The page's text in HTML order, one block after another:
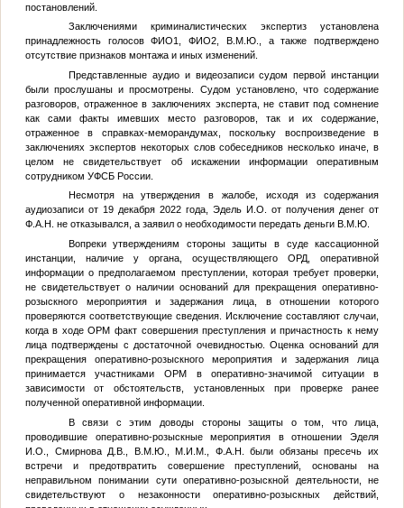
постановлений.
Заключениями криминалистических экспертиз установлена
принадлежность голосовФИО1 ,ФИО2 В.М.Ю.
, а также подтверждено
отсутствие признаков монтажа и иных изменений.
Представленные аудио и видеозаписи судом первой инстанции
были прослушаны и просмотрены. Судом установлено, что содержание
разговоров, отраженное в заключениях эксперта, не ставит под сомнение
как сами факты имевших место разговоров, так и их содержание,
отраженное в справках-меморандумах, поскольку воспроизведение в
заключениях экспертов некоторых слов собеседников несколько иначе, в
целом не свидетельствует об искажении информации оперативным
сотрудником УФСБ России.
Несмотря на утверждения в жалобе, исходя из содержания
аудиозаписи от 19 декабря 2022 года, Эдель И.О. от получения денег от
Ф.А.Н.
не отказывался, а заявил о необходимости передать деньги В.М.Ю.
Вопреки утверждениям стороны защиты в суде кассационной
инстанции, наличие у органа, осуществляющего ОРД, оперативной
информации о предполагаемом преступлении, которая требует проверки,
не свидетельствует о наличии оснований для прекращения оперативно-
розыскного мероприятия и задержания лица, в отношении которого
проверяются соответствующие сведения. Исключение составляют случаи,
когда в ходе ОРМ факт совершения преступления и причастность к нему
лица подтверждены с достаточной очевидностью. Оценка оснований для
прекращения оперативно-розыскного мероприятия и задержания лица
принимается участниками ОРМ в оперативно-значимой ситуации в
зависимости от обстоятельств, установленных при проверке ранее
полученной оперативной информации.
В связи с этим доводы стороны защиты о том, что лица,
проводившие оперативно-розыскные мероприятия в отношении Эделя
И.О., Смирнова Д.В., В.М.Ю. ,М.И.М. Ф.А.Н.
были обязаны пресечь их
встречи и предотвратить совершение преступлений, основаны на
неправильном понимании сути оперативно-розыскной деятельности, не
свидетельствуют о незаконности оперативно-розыскных действий,